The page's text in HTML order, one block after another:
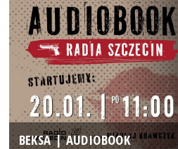
BEKSA | AUDIOBOOK